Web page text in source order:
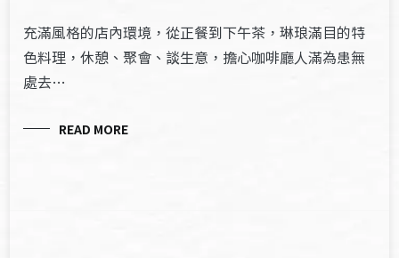
充滿風格的店內環境，從正餐到下午茶，琳琅滿目的特
色料理，休憩、聚會、談生意，擔心咖啡廳人滿為患無
處去…
READ MORE